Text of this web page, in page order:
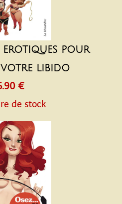
erotiques pour
libido
€
de stock